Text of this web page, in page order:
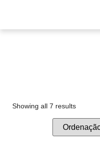
Showing all 7 results